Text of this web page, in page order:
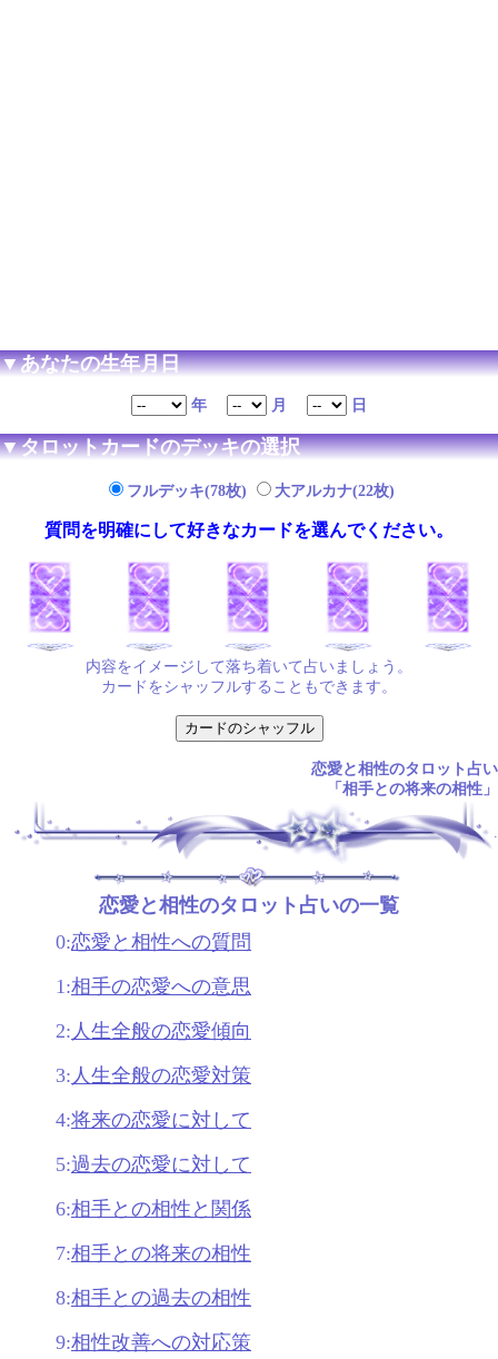
▼あなたの生年月日
年 月 日
▼タロットカードのデッキの選択
フルデッキ(78枚) 大アルカナ(22枚)
質問を明確にして好きなカードを選んでください。
内容をイメージして落ち着いて占いましょう。
カードをシャッフルすることもできます。
恋愛と相性のタロット占い
「相手との将来の相性」
恋愛と相性のタロット占いの一覧
0:恋愛と相性への質問
1:相手の恋愛への意思
2: 人生全般の恋愛傾向
3: 人生全般の恋愛対策
4:将来の恋愛に対して
5:過去の恋愛に対して
6:相手との相性と関係
7:相手との将来の相性
8:相手との過去の相性
9:相性改善への対応策